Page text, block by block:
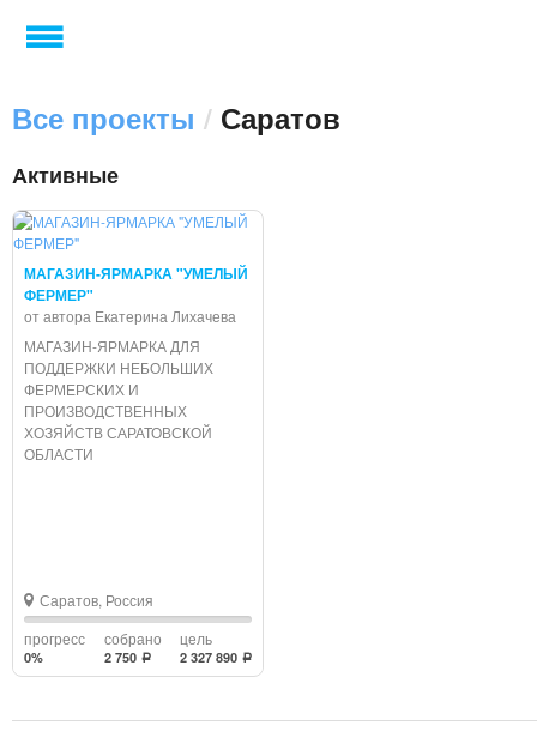
Все проекты / Саратов
Активные
МАГАЗИН-ЯРМАРКА "УМЕЛЫЙ
ФЕРМЕР"
от автора Екатерина Лихачева
МАГАЗИН-ЯРМАРКА ДЛЯ
ПОДДЕРЖКИ НЕБОЛЬШИХ
ФЕРМЕРСКИХ И
ПРОИЗВОДСТВЕННЫХ
ХОЗЯЙСТВ САРАТОВСКОЙ
ОБЛАСТИ
Саратов, Россия
прогресс
0%
собрано
2 750 a
цель
2 327 890 a